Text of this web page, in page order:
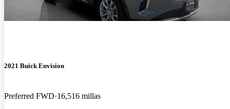
2021 Buick Envision
Preferred FWD 16,516 millas